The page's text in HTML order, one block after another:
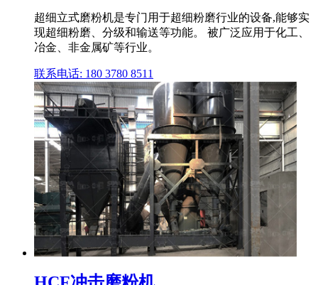
超细立式磨粉机是专门用于超细粉磨行业的设备,能够实
现超细粉磨、分级和输送等功能。 被广泛应用于化工、
冶金、非金属矿等行业。
联系电话: 180 3780 8511